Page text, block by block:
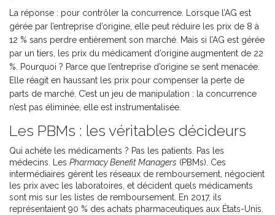
La réponse : pour contrôler la concurrence. Lorsque l’AG est
gérée par l’entreprise d’origine, elle peut réduire les prix de 8 à
12 % sans perdre entièrement son marché. Mais si l’AG est gérée
par un tiers, les prix du médicament d’origine augmentent de 22
%. Pourquoi ? Parce que l’entreprise d’origine se sent menacée.
Elle réagit en haussant les prix pour compenser la perte de
parts de marché. C’est un jeu de manipulation : la concurrence
n’est pas éliminée, elle est instrumentalisée.
Les PBMs : les véritables décideurs
Qui achète les médicaments ? Pas les patients. Pas les
médecins. Les Pharmacy Benefit Managers (PBMs). Ces
intermédiaires gèrent les réseaux de remboursement, négocient
les prix avec les laboratoires, et décident quels médicaments
sont mis sur les listes de remboursement. En 2017, ils
représentaient 90 % des achats pharmaceutiques aux États-Unis.